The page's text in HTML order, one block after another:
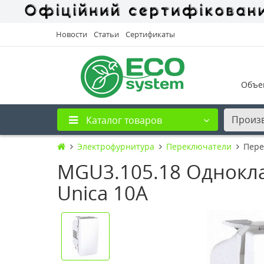
Новости Статьи Сертификаты
Каталог товаров
Электрофурнитура Переключатели
MGU3.105.18
Unica 10А